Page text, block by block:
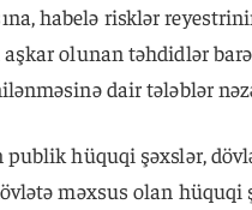
habelə risklər
olunan təhdidlər
dair tələblər
publik hüquqi şəxslər,
məxsus olan hüquqi